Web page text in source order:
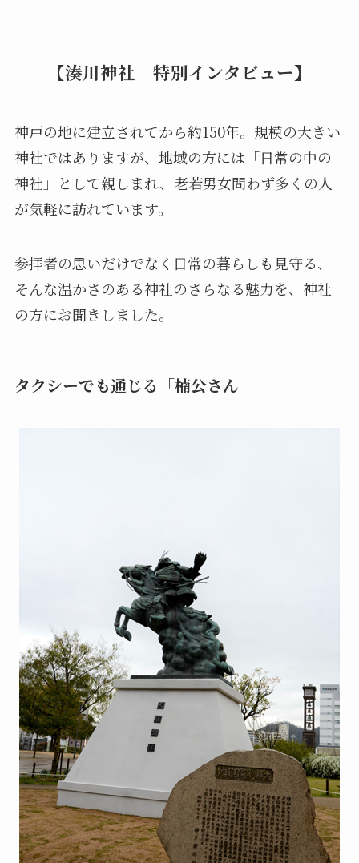
【湊川神社 特別インタビュー】
神戸の地に建立されてから約150年。規模の大きい
神社ではありますが、地域の方には「日常の中の
神社」として親しまれ、老若男女問わず多くの人
が気軽に訪れています。
参拝者の思いだけでなく日常の暮らしも見守る、
そんな温かさのある神社のさらなる魅力を、神社
の方にお聞きしました。
タクシーでも通じる「楠公さん」